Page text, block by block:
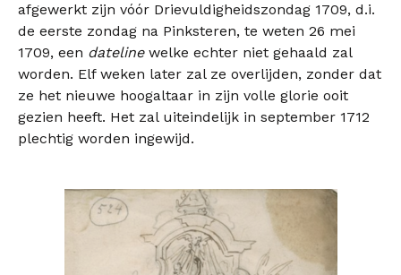
afgewerkt zijn vóór Drievuldigheidszondag 1709, d.i.
de eerste zondag na Pinksteren, te weten 26 mei
1709, een datelinewelke echter niet gehaald zal
worden. Elf weken later zal ze overlijden, zonder dat
ze het nieuwe hoogaltaar in zijn volle glorie ooit
gezien heeft. Het zal uiteindelijk in september 1712
plechtig worden ingewijd.